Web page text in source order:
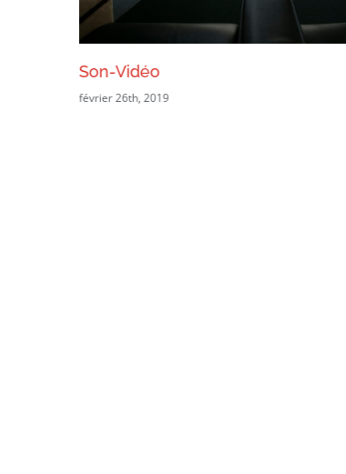
Son-Vidéo
février 26th, 2019